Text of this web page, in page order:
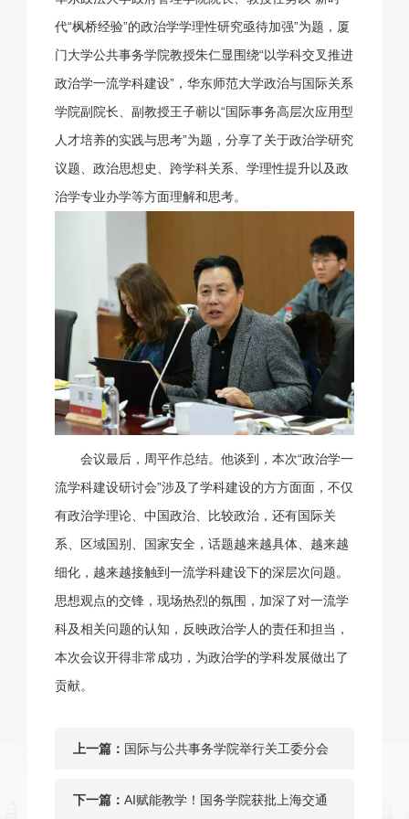
代“枫桥经验”的政治学学理性研究亟待加强”为题，厦
门大学公共事务学院教授朱仁显围绕“以学科交叉推进
政治学一流学科建设”，华东师范大学政治与国际关系
学院副院长、副教授王子蕲以“国际事务高层次应用型
人才培养的实践与思考”为题，分享了关于政治学研究
议题、政治思想史、跨学科关系、学理性提升以及政
治学专业办学等方面理解和思考。
会议最后，周平作总结。他谈到，本次“政治学一
流学科建设研讨会”涉及了学科建设的方方面面，不仅
有政治学理论、中国政治、比较政治，还有国际关
系、区域国别、国家安全，话题越来越具体、越来越
细化，越来越接触到一流学科建设下的深层次问题。
思想观点的交锋，现场热烈的氛围，加深了对一流学
科及相关问题的认知，反映政治学人的责任和担当，
本次会议开得非常成功，为政治学的学科发展做出了
贡献。
上一篇： 国际与公共事务学院举行关工委分会
成立仪式暨“老同志讲中国故事、交大
下一篇： AI赋能教学！国务学院获批上海交通